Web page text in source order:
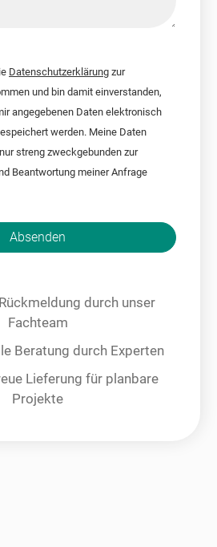
Datenschutzerklärung zur
und bin damit einverstanden,
angegebenen Daten elektronisch
werden. Meine Daten
streng zweckgebunden zur
Beantwortung meiner Anfrage
Absenden
durch unser
Fachteam
Beratung durch Experten
Lieferung für planbare
Projekte